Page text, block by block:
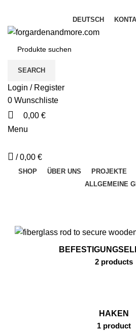
DEUTSCH
SEARCH
Login / Register
0 Wunschliste
0,00 €
Menu
/ 0,00 €
SHOP ÜBER UNS PROJEKTE
ALLGEMEINE
2 products
HAKEN
1 product